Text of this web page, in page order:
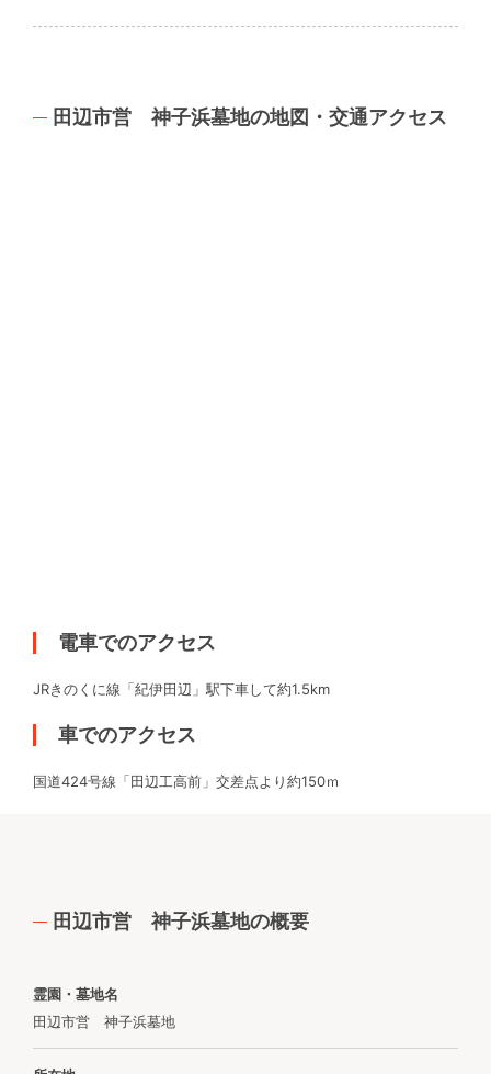
田辺市営 神子浜墓地の地図・交通アクセス
電車でのアクセス
JRきのくに線「紀伊田辺」駅下車して約1.5km
車でのアクセス
国道424号線「田辺工高前」交差点より約150ｍ
田辺市営 神子浜墓地の概要
霊園・墓地名
田辺市営 神子浜墓地